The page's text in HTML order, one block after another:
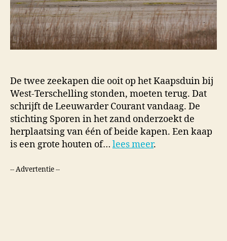
De twee zeekapen die ooit op het Kaapsduin bij
West-Terschelling stonden, moeten terug. Dat
schrijft de Leeuwarder Courant vandaag. De
stichting Sporen in het zand onderzoekt de
herplaatsing van één of beide kapen. Een kaap
is een grote houten of… lees meer.
-- Advertentie --